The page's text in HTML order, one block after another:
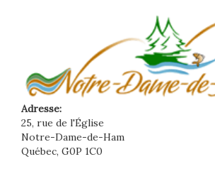
Adresse:
25, rue de l'Église
Notre-Dame-de-Ham
Québec, G0P 1C0